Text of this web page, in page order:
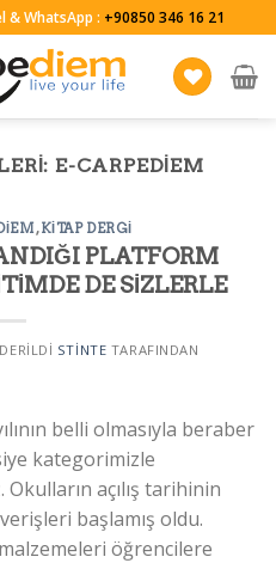
WhatsApp : +90850 346 16 21
E-CARPEDIEM
,KITAP DERGI
PLATFORM
DE SİZLERLE
STINTE TARAFINDAN
belli olmasıyla beraber
kategorimizle
açılış tarihinin
başlamış oldu.
öğrencilere